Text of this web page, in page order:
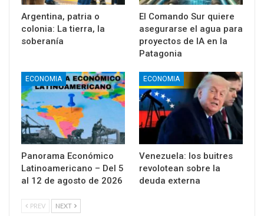
Argentina, patria o
colonia: La tierra, la
soberanía
El Comando Sur quiere
asegurarse el agua para
proyectos de IA en la
Patagonia
ECONOMIA
Panorama Económico
Latinoamericano – Del 5
al 12 de agosto de 2026
ECONOMIA
Venezuela: los buitres
revolotean sobre la
deuda externa
PREV NEXT